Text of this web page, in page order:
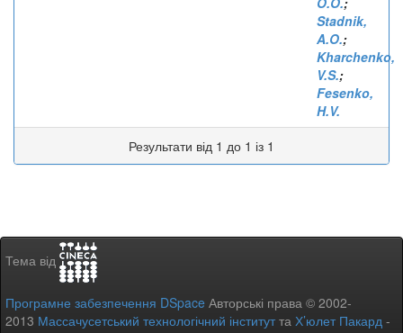
Stadnik,
A.O.;
Kharchenko,
V.S.;
Fesenko,
H.V.
Результати від 1 до 1 із 1
Тема від
Програмне забезпечення DSpace Авторські права © 2002-
2013 Массачусетський технологічний інститутта Х’юлет Пакард -